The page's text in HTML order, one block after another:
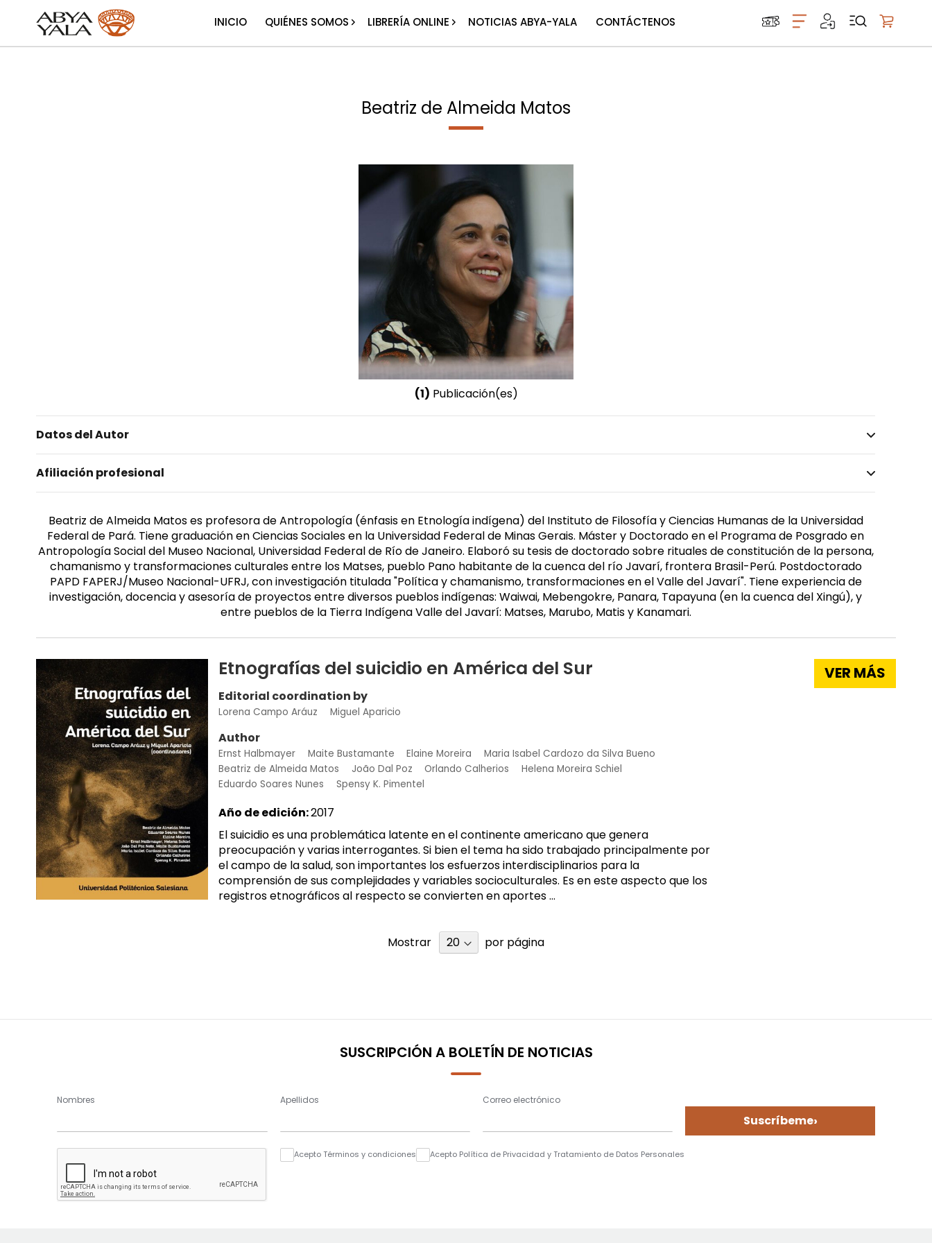
INICIO QUIÉNES SOMOS LIBRERÍA ONLINE NOTICIAS ABYA-YALA CONTÁCTENOS
Beatriz de Almeida Matos
(1) Publicación(es)
Datos del Autor
Femenino
Afiliación profesional
Beatriz de Almeida Matos es profesora de Antropología (énfasis en Etnología indígena) del Instituto de Filosofía y Ciencias Humanas de la Universidad
Federal de Pará. Tiene graduación en Ciencias Sociales en la Universidad Federal de Minas Gerais. Máster y Doctorado en el Programa de Posgrado en
Antropología Social del Museo Nacional, Universidad Federal de Río de Janeiro. Elaboró su tesis de doctorado sobre rituales de constitución de la persona,
chamanismo y transformaciones culturales entre los Matses, pueblo Pano habitante de la cuenca del río Javarí, frontera Brasil-Perú. Postdoctorado
PAPD FAPERJ/Museo Nacional-UFRJ, con investigación titulada "Política y chamanismo, transformaciones en el Valle del Javarí". Tiene experiencia de
investigación, docencia y asesoría de proyectos entre diversos pueblos indígenas: Waiwai, Mebengokre, Panara, Tapayuna (en la cuenca del Xingú), y
entre pueblos de la Tierra Indígena Valle del Javarí: Matses, Marubo, Matis y Kanamari.
Etnografías del suicidio en América del Sur
Editorial coordination by
Lorena Campo Aráuz Miguel Aparicio
Author
Ernst Halbmayer Maite Bustamante Elaine Moreira
Maria Isabel Cardozo da Silva Bueno
Beatriz de Almeida Matos
João Dal Poz Orlando Calherios
Helena Moreira Schiel
Eduardo Soares Nunes
Spensy K. Pimentel
Año de edición:2017
El suicidio es una problemática latente en el continente americano que genera
preocupación y varias interrogantes. Si bien el tema ha sido trabajado principalmente por
el campo de la salud, son importantes los esfuerzos interdisciplinarios para la
comprensión de sus complejidades y variables socioculturales. Es en este aspecto que los
registros etnográficos al respecto se convierten en aportes ...
VER MÁS
Mostrar por página
SUSCRIPCIÓN A BOLETÍN DE NOTICIAS
Nombres Apellidos Correo electrónico
Suscríbeme›
Acepto Términos y condiciones Acepto Política de Privacidad y Tratamiento de Datos Personales